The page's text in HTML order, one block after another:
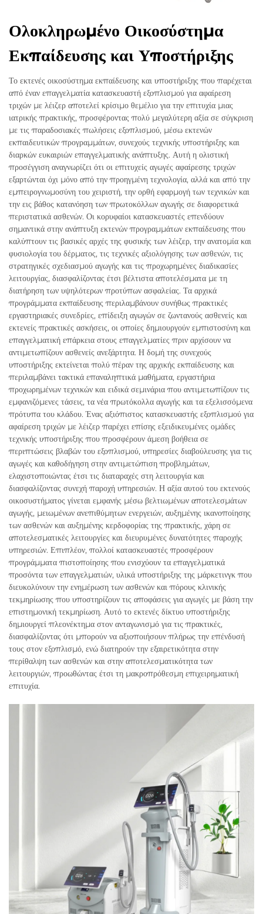
Ολοκληρωμένο Οικοσύστημα
Εκπαίδευσης και Υποστήριξης
Το εκτενές οικοσύστημα εκπαίδευσης και υποστήριξης που παρέχεται
από έναν επαγγελματία κατασκευαστή εξοπλισμού για αφαίρεση
τριχών με λέιζερ αποτελεί κρίσιμο θεμέλιο για την επιτυχία μιας
ιατρικής πρακτικής, προσφέροντας πολύ μεγαλύτερη αξία σε σύγκριση
με τις παραδοσιακές πωλήσεις εξοπλισμού, μέσω εκτενών
εκπαιδευτικών προγραμμάτων, συνεχούς τεχνικής υποστήριξης και
διαρκών ευκαιριών επαγγελματικής ανάπτυξης. Αυτή η ολιστική
προσέγγιση αναγνωρίζει ότι οι επιτυχείς αγωγές αφαίρεσης τριχών
εξαρτώνται όχι μόνο από την προηγμένη τεχνολογία, αλλά και από την
εμπειρογνωμοσύνη του χειριστή, την ορθή εφαρμογή των τεχνικών και
την εις βάθος κατανόηση των πρωτοκόλλων αγωγής σε διαφορετικά
περιστατικά ασθενών. Οι κορυφαίοι κατασκευαστές επενδύουν
σημαντικά στην ανάπτυξη εκτενών προγραμμάτων εκπαίδευσης που
καλύπτουν τις βασικές αρχές της φυσικής των λέιζερ, την ανατομία και
φυσιολογία του δέρματος, τις τεχνικές αξιολόγησης των ασθενών, τις
στρατηγικές σχεδιασμού αγωγής και τις προχωρημένες διαδικασίες
λειτουργίας, διασφαλίζοντας έτσι βέλτιστα αποτελέσματα με τη
διατήρηση των υψηλότερων προτύπων ασφαλείας. Τα αρχικά
προγράμματα εκπαίδευσης περιλαμβάνουν συνήθως πρακτικές
εργαστηριακές συνεδρίες, επίδειξη αγωγών σε ζωντανούς ασθενείς και
εκτενείς πρακτικές ασκήσεις, οι οποίες δημιουργούν εμπιστοσύνη και
επαγγελματική επάρκεια στους επαγγελματίες πριν αρχίσουν να
αντιμετωπίζουν ασθενείς ανεξάρτητα. Η δομή της συνεχούς
υποστήριξης εκτείνεται πολύ πέραν της αρχικής εκπαίδευσης και
περιλαμβάνει τακτικά επαναληπτικά μαθήματα, εργαστήρια
προχωρημένων τεχνικών και ειδικά σεμινάρια που αντιμετωπίζουν τις
εμφανιζόμενες τάσεις, τα νέα πρωτόκολλα αγωγής και τα εξελισσόμενα
πρότυπα του κλάδου. Ένας αξιόπιστος κατασκευαστής εξοπλισμού για
αφαίρεση τριχών με λέιζερ παρέχει επίσης εξειδικευμένες ομάδες
τεχνικής υποστήριξης που προσφέρουν άμεση βοήθεια σε
περιπτώσεις βλαβών του εξοπλισμού, υπηρεσίες διαβούλευσης για τις
αγωγές και καθοδήγηση στην αντιμετώπιση προβλημάτων,
ελαχιστοποιώντας έτσι τις διαταραχές στη λειτουργία και
διασφαλίζοντας συνεχή παροχή υπηρεσιών. Η αξία αυτού του εκτενούς
οικοσυστήματος γίνεται εμφανής μέσω βελτιωμένων αποτελεσμάτων
αγωγής, μειωμένων ανεπιθύμητων ενεργειών, αυξημένης ικανοποίησης
των ασθενών και αυξημένης κερδοφορίας της πρακτικής, χάρη σε
αποτελεσματικές λειτουργίες και διευρυμένες δυνατότητες παροχής
υπηρεσιών. Επιπλέον, πολλοί κατασκευαστές προσφέρουν
προγράμματα πιστοποίησης που ενισχύουν τα επαγγελματικά
προσόντα των επαγγελματιών, υλικά υποστήριξης της μάρκετινγκ που
διευκολύνουν την ενημέρωση των ασθενών και πόρους κλινικής
τεκμηρίωσης που υποστηρίζουν τις αποφάσεις για αγωγές με βάση την
επιστημονική τεκμηρίωση. Αυτό το εκτενές δίκτυο υποστήριξης
δημιουργεί πλεονέκτημα στον ανταγωνισμό για τις πρακτικές,
διασφαλίζοντας ότι μπορούν να αξιοποιήσουν πλήρως την επένδυσή
τους στον εξοπλισμό, ενώ διατηρούν την εξαιρετικότητα στην
περίθαλψη των ασθενών και στην αποτελεσματικότητα των
λειτουργιών, προωθώντας έτσι τη μακροπρόθεσμη επιχειρηματική
επιτυχία.